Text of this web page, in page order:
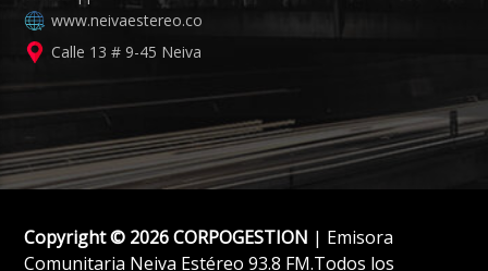
www.neivaestereo.co
Calle 13 # 9-45 Neiva
Copyright © 2026 CORPOGESTION | Emisora
Comunitaria Neiva Estéreo 93.8 FM.Todos los